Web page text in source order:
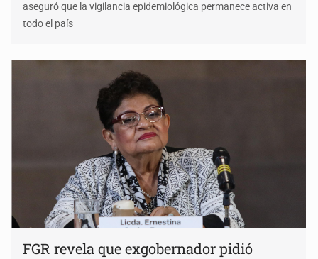
aseguró que la vigilancia epidemiológica permanece activa en
todo el país
FGR revela que exgobernador pidió